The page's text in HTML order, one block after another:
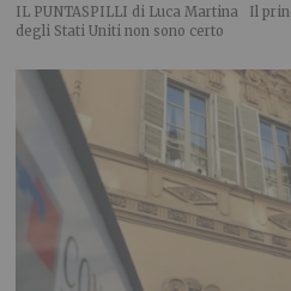
IL PUNTASPILLI di Luca Martina Il
degli Stati Uniti non sono certo